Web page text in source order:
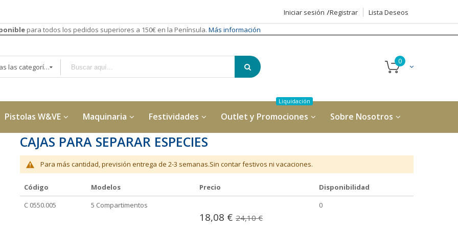
Iniciar sesión Registrar
Lista Deseos
para todos los pedidos superiores a 150€ en la Península. Más información
Todas las categorías
Pistolas W&VE Maquinaria Festividades Outlet y Promociones Sobre Nosotros
CAJAS PARA SEPARAR ESPECIES
Para más cantidad, previsión entrega de 2-3 semanas.Sin contar festivos ni vacaciones.
Elementos
Código Modelos Precio
Disponibilidad
C 0550.005
5 Compartimentos
18,08 € 24,10 €
0